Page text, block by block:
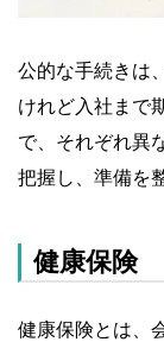
公的な手続きは
けれど入社まで
で、それぞれ異
把握し、準備を
健康保険
健康保険とは、